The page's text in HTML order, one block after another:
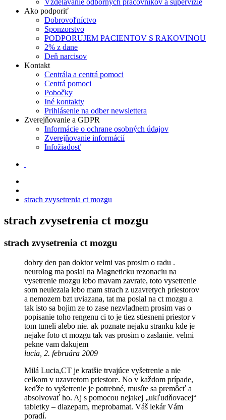
Ako podporiť
Dobrovoľníctvo
Sponzorstvo
PODPORUJEM PACIENTOV S RAKOVINOU
2% z dane
Deň narcisov
Kontakt
Centrála a centrá pomoci
Centrá pomoci
Pobočky
Iné kontakty
Prihlásenie na odber newslettera
Zverejňovanie a GDPR
Informácie o ochrane osobných údajov
Zverejňovanie informácií
Infožiadosť
strach zvysetrenia ct mozgu
strach zvysetrenia ct mozgu
strach zvysetrenia ct mozgu
dobry den pan doktor velmi vas prosim o radu .
neurolog ma poslal na Magneticku rezonaciu na
vysetrenie mozgu lebo mavam zavrate, toto vysetrenie
som neulezala lebo mam strach z uzavretych priestorov
a nemozem bzt uviazana, tat ma poslal na ct mozgu a
tak isto sa bojim ze to zase nezvladnem prosim vas o
popisanie toho rengenu ci to je tiez stiesneni priestor v
tom tuneli alebo nie. ak poznate nejaku stranku kde je
nejake foto ct mozgu tak vas prosim o zaslanie. velmi
pekne vam dakujem
lucia, 2. februára 2009
Milá Lucia,CT je kratšie trvajúce vyšetrenie a nie
celkom v uzavretom priestore. No v každom prípade,
keďže to vyšetrenie je potrebné, musíte sa premôcť a
absolvovať ho. Aj s pomocou nejakej „ukľudňovacej“
tabletky – diazepam, meprobamat. Váš lekár Vám
poradí.